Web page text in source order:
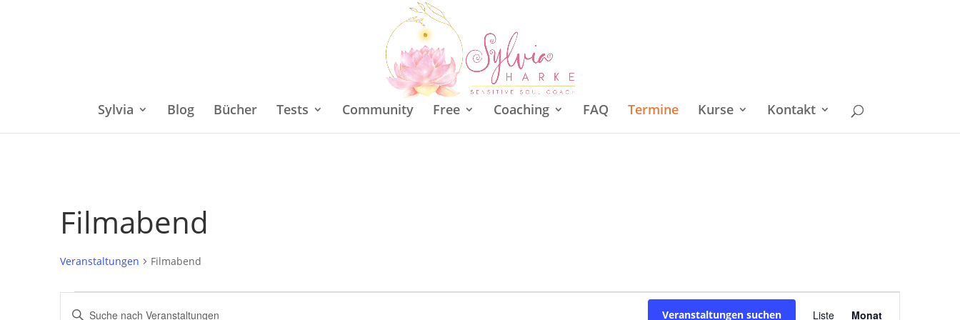
Sylvia Blog Bücher Tests Community Free Coaching FAQ Termine Kurse Kontakt
Filmabend
Veranstaltungen Filmabend
Veranstaltungen
Bitte
Veranstaltungen suchen Liste Monat